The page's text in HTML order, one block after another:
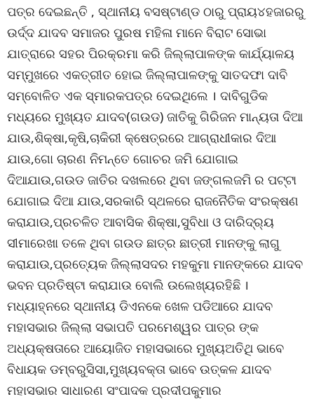
ପତ୍ର ଦେଇଛନ୍ତି , ସ୍ଥାନୀୟ ବସଷ୍ଟାଣ୍ଡ ଠାରୁ ପ୍ରାୟ୪ହଜାରରୁ
ଉର୍ଦ୍ଦ ଯାଦବ ସମାଜର ପୁରଷ ମହିଳା ମାନେ ବିରାଟ ସୋଭା
ଯାତ୍ରାରେ ସହର ପିରକ୍ରମା କରି ଜିଲ୍ଲାପାଳଙ୍କ କାର୍ଯ୍ୟାଳୟ
ସମ୍ମୁଖରେ ଏକତ୍ରୀତ ହୋଇ ଜିଲ୍ଲାପାଳଙ୍କୁ ସାତଦଫା ଦାବି
ସମ୍ବୋଳିତ ଏକ ସ୍ମାରକପତ୍ର ଦେଇଥିଲେ । ଦାବିଗୁଡିକ
ମଧ୍ୟରେ ମୁଖ୍ୟତ ଯାଦବ(ଗଉଡ) ଜାତିକୁ ଗିରିଜନ ମାନ୍ୟତା ଦିଆ
ଯାଉ,ଶିକ୍ଷା,କୃଷି,ଚାକିରୀ କ୍ଷେତ୍ରରେ ଆଗ୍ରାଧୀକାର ଦିଆ
ଯାଉ,ଗୋ ଚାରଣ ନିମନ୍ତେ ଗୋଚର ଜମି ଯୋଗାଇ
ଦିଆଯାଉ,ଗଉଡ ଜାତିର ଦଖଲରେ ଥିବା ଜଙ୍ଗଲଜମି ର ପଟ୍ଟା
ଯୋଗାଇ ଦିଆ ଯାଉ,ସରକାରି ସ୍ଥଳରେ ରାଜନୈତିକ ସଂରକ୍ଷଣ
କରାଯାଉ,ପ୍ରଚଳିତ ଆବାସିକ ଶିକ୍ଷା,ସୁବିଧା ଓ ଦାରିଦ୍ର୍ୟ
ସୀମାରେଖା ତଳେ ଥିବା ଗଉଡ ଛାତ୍ର ଛାତ୍ରୀ ମାନଙ୍କୁ ଲାଗୁ
କରାଯାଉ,ପ୍ରତ୍ୟେକ ଜିଲ୍ଲାସଦର ମହକୁମା ମାନଙ୍କରେ ଯାଦବ
ଭବନ ପ୍ରତିଷ୍ଟା କରାଯାଉ ବୋଲି ଉଲେଖ୍ୟରହିଛି ।
ମଧ୍ୟାହ୍ନରେ ସ୍ଥାନୀୟ ଡିଏନକେ ଖେଳ ପଡିଆରେ ଯାଦବ
ମହାସଭାର ଜିଲ୍ଲା ସଭାପତି ପରମେଶ୍ୱର ପାତ୍ର ଙ୍କ
ଅଧ୍ୟକ୍ଷତାରେ ଆୟୋଜିତ ମହାସଭାରେ ମୁଖ୍ୟଅତିଥି ଭାବେ
ବିଧାୟକ ଡମ୍ବରୁସିସା,ମୁଖ୍ୟବକ୍ତା ଭାବେ ଉତ୍କଳ ଯାଦବ
ମହାସଭାର ସାଧାରଣ ସଂପାଦକ ପ୍ରଦୀପକୁମାର